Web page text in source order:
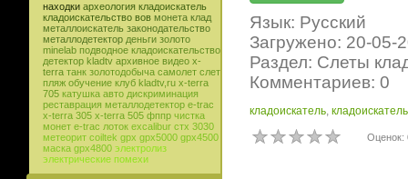
находки археология кладоискатель
кладоискательство вов монета клад
металлоискатель законодательство
металлодетектор деньги золото
minelab подводное кладоискательство
детектор kladtv архивное видео x-
terra танк золотодобыча самолет слет
пляж обучение клуб kladtv,ru x-terra
705 катушка авто дискриминация
реставрация металлодетектор e-trac
x-terra 305 x-terra 505 фппр чистка
монет e-trac лоток excalibur стх 3030
метеорит coiltek gpx gpx5000 gpx4500
маска gpx4800 электролиз
электрические помехи
Язык: Русский
Загружено: 20-05-
Раздел: Слеты
Комментариев: 0
кладоискатель,
Оценок: